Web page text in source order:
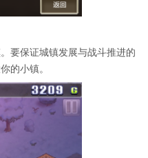
要保证城镇发展与战斗推进的
的小镇。